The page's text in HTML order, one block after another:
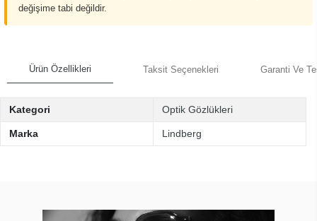
değişime tabi değildir.
Ürün Özellikleri Taksit Seçenekleri Garanti Ve
Kategori Optik Gözlükleri
Marka Lindberg